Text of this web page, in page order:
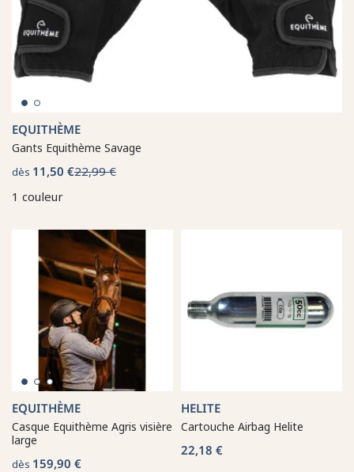
EQUITHÈME
Gants Equithème Savage
dès 11,50 €22,99 €
1 couleur
EQUITHÈME
Casque Equithème Agris visière
large
dès 159,90 €
HELITE
Cartouche Airbag Helite
22,18 €